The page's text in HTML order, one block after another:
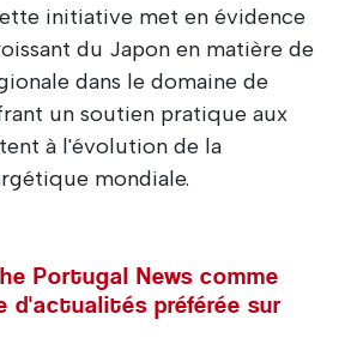
initiative met en évidence
du Japon en matière de
dans le domaine de
un soutien pratique aux
à l'évolution de la
mondiale.
Portugal News comme
d'actualités préférée sur